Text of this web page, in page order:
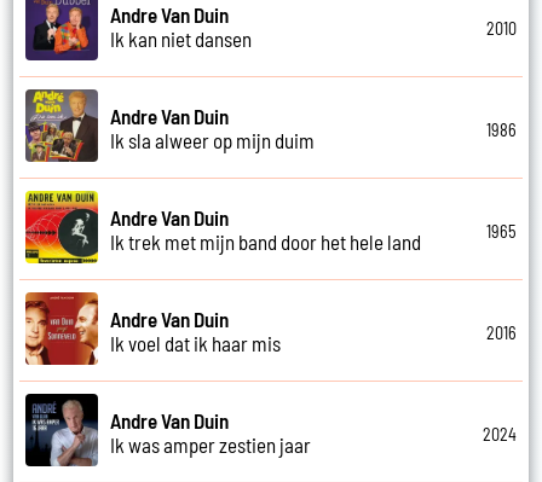
Andre Van Duin
Ik kan niet dansen
2010
Andre Van Duin
Ik sla alweer op mijn duim
1986
Andre Van Duin
Ik trek met mijn band door het hele land
1965
Andre Van Duin
Ik voel dat ik haar mis
2016
Andre Van Duin
Ik was amper zestien jaar
2024